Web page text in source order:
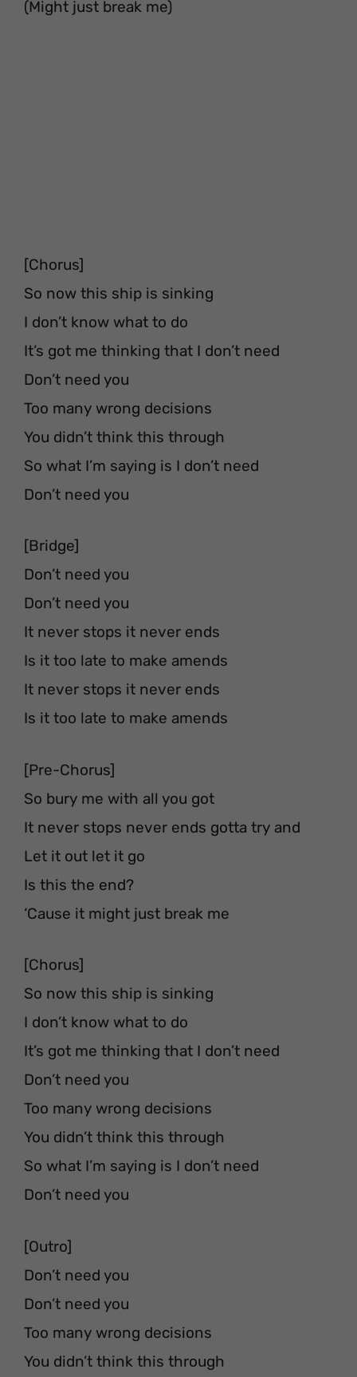
(Might just break me)
[Chorus]
So now this ship is sinking
I don’t know what to do
It’s got me thinking that I don’t need
Don’t need you
Too many wrong decisions
You didn’t think this through
So what I’m saying is I don’t need
Don’t need you
[Bridge]
Don’t need you
Don’t need you
It never stops it never ends
Is it too late to make amends
It never stops it never ends
Is it too late to make amends
[Pre-Chorus]
So bury me with all you got
It never stops never ends gotta try and
Let it out let it go
Is this the end?
‘Cause it might just break me
[Chorus]
So now this ship is sinking
I don’t know what to do
It’s got me thinking that I don’t need
Don’t need you
Too many wrong decisions
You didn’t think this through
So what I’m saying is I don’t need
Don’t need you
[Outro]
Don’t need you
Don’t need you
Too many wrong decisions
You didn’t think this through